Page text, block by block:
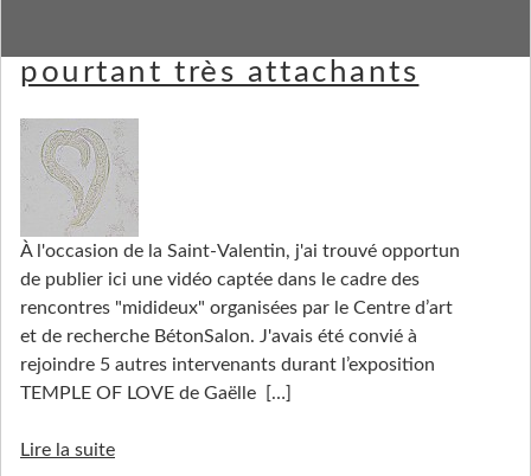
pourtant très attachants
À l'occasion de la Saint-Valentin, j'ai trouvé opportun
de publier ici une vidéo captée dans le cadre des
rencontres "midideux" organisées par le Centre d’art
et de recherche BétonSalon. J'avais été convié à
rejoindre 5 autres intervenants durant l’expo­si­tion
TEMPLE OF LOVE de Gaëlle
[…]
Lire la suite